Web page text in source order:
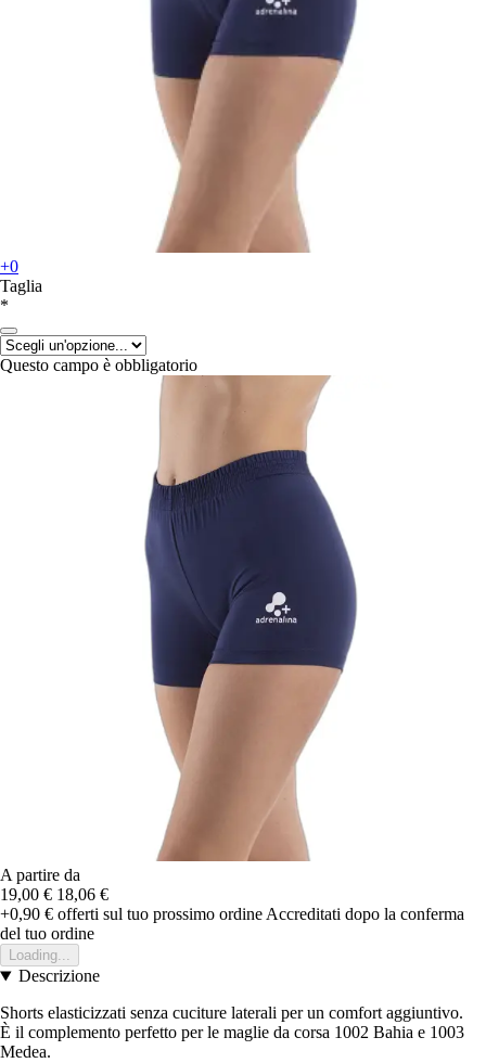
+0
Taglia
*
Questo campo è obbligatorio
A partire da
19,00 € 18,06 €
+0,90 € offerti sul tuo prossimo ordine Accreditati dopo la conferma
del tuo ordine
Loading...
Descrizione
Shorts elasticizzati senza cuciture laterali per un comfort aggiuntivo.
È il complemento perfetto per le maglie da corsa 1002 Bahia e 1003
Medea.